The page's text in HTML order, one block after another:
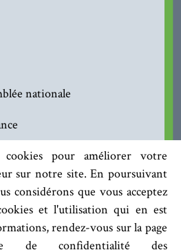
pour améliorer votre
sur notre site. En poursuivant
considérons que vous acceptez
et l'utilisation qui en est
rendez-vous sur la page
de confidentialité des
nationale